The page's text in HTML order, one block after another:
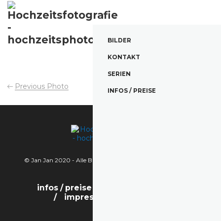
BILDER
KONTAKT
SERIEN
INFOS / PREISE
Previous Photo
© Jan Jan 2020 - Alle Bilder sind urheberrechtlich geschützt.
infos / preise
impressum / datenschutz